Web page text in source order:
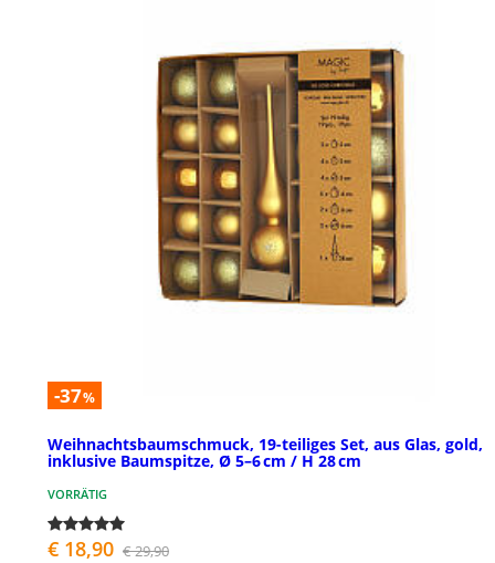
-37%
Weihnachtsbaumschmuck, 19-teiliges Set, aus Glas, gold,
inklusive Baumspitze, Ø 5–6 cm / H 28 cm
VORRÄTIG
€ 18,90 € 29,90